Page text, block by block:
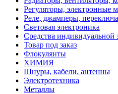
Регуляторы, электронные
Реле, джамперы,
Световая электроника
Средства индивидуальной
Товар под заказ
Флокулянты
ХИМИЯ
Шнуры, кабели, антенны
Электротехника
Металлы